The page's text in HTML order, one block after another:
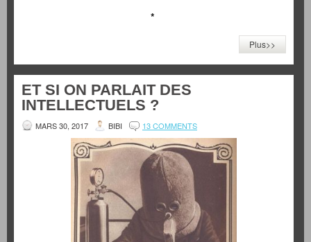
*
Plus>>
ET SI ON PARLAIT DES
INTELLECTUELS ?
MARS 30, 2017 BIBI 13 COMMENTS